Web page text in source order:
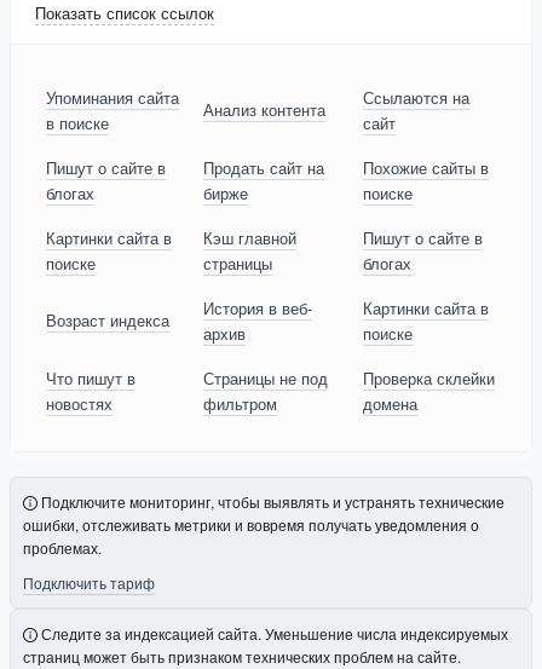
Показать список ссылок
Упоминания сайта
в поиске
Анализ контента
Ссылаются на
сайт
Пишут о сайте в
блогах
Продать сайт на
бирже
Похожие сайты в
поиске
Картинки сайта в
поиске
Кэш главной
страницы
Пишут о сайте в
блогах
Возраст индекса
История в веб-
архив
Картинки сайта в
поиске
Что пишут в
новостях
Страницы не под
фильтром
Проверка склейки
домена
Подключите мониторинг, чтобы выявлять и устранять технические
ошибки, отслеживать метрики и вовремя получать уведомления о
проблемах.
Подключить тариф
Следите за индексацией сайта. Уменьшение числа индексируемых
страниц может быть признаком технических проблем на сайте.